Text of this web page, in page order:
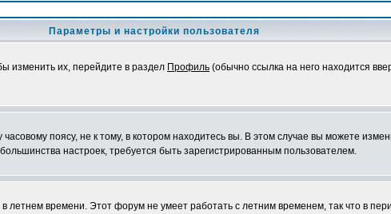
Параметры и настройки пользователя
изменить их, перейдите в раздел Профиль (обычно ссылка на него находится
поясу, не к тому, в котором находитесь вы. В этом случае вы можете
настроек, требуется быть зарегистрированным пользователем.
летнем времени. Этот форум не умеет работать с летним временем, так что в